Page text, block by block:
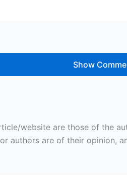
Show
website are those of the
authors are of their opinion,